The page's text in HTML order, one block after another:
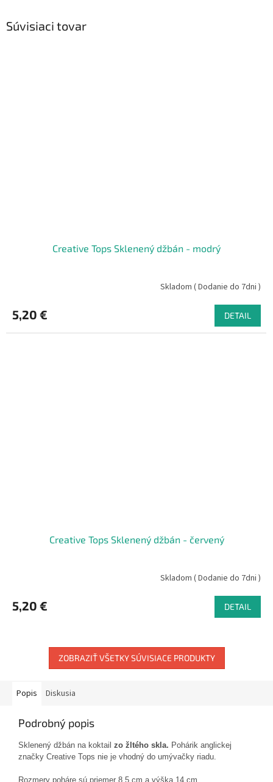
Súvisiaci tovar
Creative Tops Sklenený džbán - modrý
Skladom ( Dodanie do 7dni )
5,20 € DETAIL
Creative Tops Sklenený džbán - červený
Skladom ( Dodanie do 7dni )
5,20 € DETAIL
ZOBRAZIŤ VŠETKY SÚVISIACE PRODUKTY
Popis Diskusia
Podrobný popis
Sklenený džbán na koktail zo žltého skla. Pohárik anglickej
značky Creative Tops nie je vhodný do umývačky riadu.
Rozmery poháre sú priemer 8,5 cm a výška 14 cm